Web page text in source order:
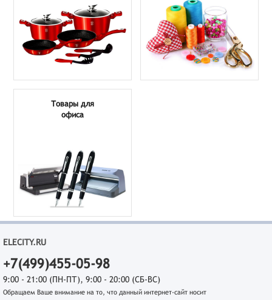
Товары для
офиса
ELECITY.RU
+7(499)455-05-98
9:00 - 21:00 (ПН-ПТ), 9:00 - 20:00 (СБ-ВС)
Обращаем Ваше внимание на то, что данный интернет-сайт носит